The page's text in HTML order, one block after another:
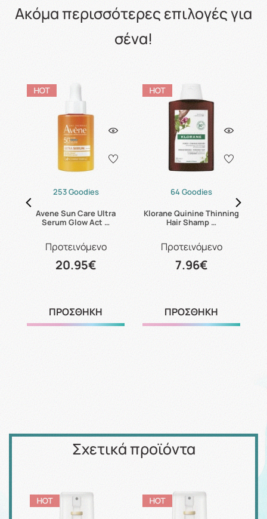
Ακόμα περισσότερες επιλογές για
σένα!
253 Goodies
Avene Sun Care Ultra
Serum Glow Act …
Προτεινόμενο
20.95€
ΠΡΟΣΘΗΚΗ
64 Goodies
Klorane Quinine Thinning
Hair Shamp …
Προτεινόμενο
7.96€
ΠΡΟΣΘΗΚΗ
Σχετικά προϊόντα